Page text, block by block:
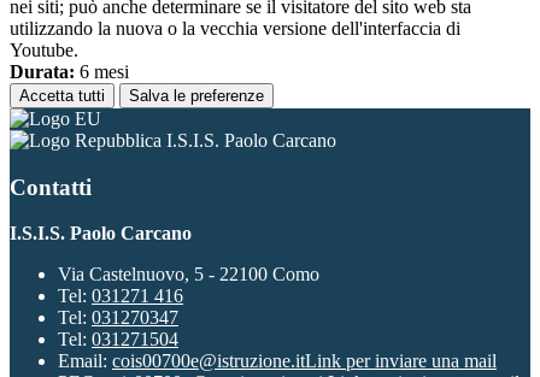
nei siti; può anche determinare se il visitatore del sito web sta
utilizzando la nuova o la vecchia versione dell'interfaccia di
Youtube.
Durata: 6 mesi
Accetta tutti Salva le preferenze
I.S.I.S. Paolo Carcano
Contatti
I.S.I.S. Paolo Carcano
Via Castelnuovo, 5 - 22100 Como
Tel: 031271 416
Tel: 031270347
Tel: 031271504
Email: cois00700e@istruzione.itLink per inviare una mail